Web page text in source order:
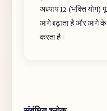
अध्याय 12 (भक्ति योग)
आगे बढ़ाता है और आगे के
करता है।